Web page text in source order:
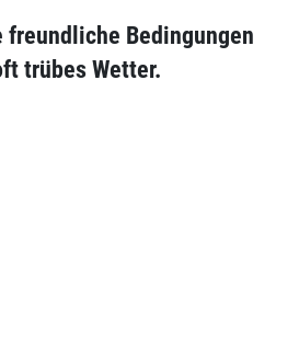
freundliche Bedingungen
trübes Wetter.